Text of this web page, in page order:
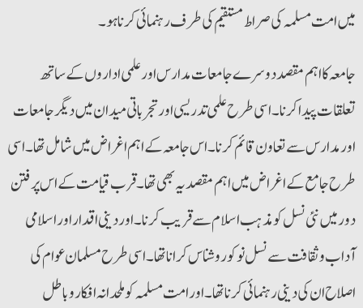
میں امت مسلمہ کی صراط مستقیم کی طرف رہنمائی کرنا ہو۔
جامعہ کا اہم مقصد دوسرے جامعات مدارس اورعلمی اداروں کے ساتھ
تعلقات پیدا کرنا۔ اسی طرح علمی تدریسی اورتجرباتی میدان میں دیگرجامعات
اورمدارس سے تعاون قائم کرنا۔ اس جامعہ کے اہم اغراض میں شامل تھا۔ اسی
طرح جامع کے اغراض میں اہم مقصد یہ بھی تھا۔ قرب قیامت کے اس پرفتن
دور میں نئی نسل کو مذہب اسلام سے قریب کرنا۔ اور دینی اقداراوراسلامی
آداب و ثقافت سے نسل نوکوروشناس کرانا تھا۔ اسی طرح مسلمان عوام کی
اصلاح ان کی دینی رہنمائی کرنا تھا۔ اورامت مسلمہ کو ملحدانہ افکار و باطل